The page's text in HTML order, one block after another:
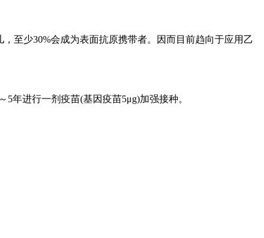
至少30%会成为表面抗原携带者。因而目前趋向于应用乙
年进行一剂疫苗(基因疫苗5μg)加强接种。